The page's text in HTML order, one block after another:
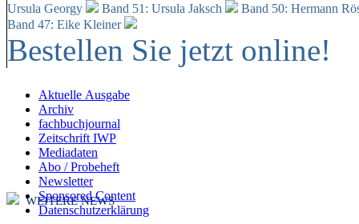
Ursula Georgy
Band 51: Ursula Jaksch Band 50: Hermann
Band 47: Eike Kleiner
Bestellen Sie jetzt online!
Aktuelle Ausgabe
Archiv
fachbuchjournal
Zeitschrift IWP
Mediadaten
Abo / Probeheft
Newsletter
Sponsored Content
Datenschutzerklärung
WEITERE NEWS